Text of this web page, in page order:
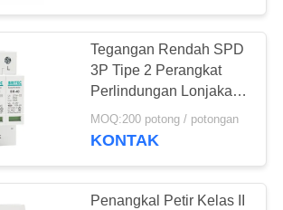
2 Perangkat
Surge
165
Tegangan Rendah SPD
3P Tipe 2 Perangkat
Perlindungan Lonjakan
AC Petir Arrester 20 ~
40KA Standar 35mm
MOQ:200 potong / potongan
KONTAK
Penangkal Petir Kelas II